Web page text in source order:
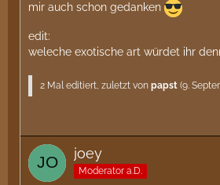
mir auch schon gedanken
edit:
weleche exotische art würdet ihr
2 Mal editiert, zuletzt von papst (9.
joey
Moderator a.D.